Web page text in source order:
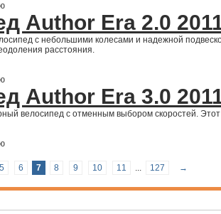
Author Era 2.0
с небольшими колесами и надежной
расстояния.
Author Era 3.0
велосипед с отменным выбором скоростей.
5 6 7 8 9 10 11 ... 127 →